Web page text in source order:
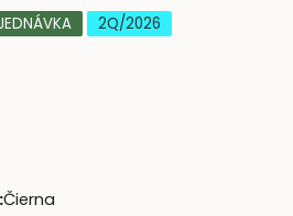
2Q/2026
:Čierna